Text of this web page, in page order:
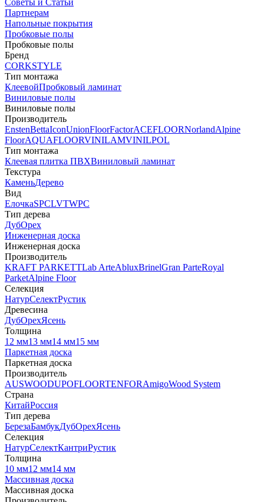
Советы и Статьи
Партнерам
Напольные покрытия
Пробковые полы
Пробковые полы
Бренд
CORKSTYLE
Тип монтажа
КлеевойПробковый ламинат
Виниловые полы
Виниловые полы
Производитель
EnstenBettaIconUnionFloorFactorACEFLOORNorlandAlpine
FloorAQUAFLOORVINILAMVINILPOL
Тип монтажа
Клеевая плитка ПВХВиниловый ламинат
Текстура
КаменьДерево
Вид
ЕлочкаSPCLVTWPC
Тип дерева
ДубОрех
Инженерная доска
Инженерная доска
Производитель
KRAFT PARKETTLab ArteAbluxBrinelGran ParteRoyal
ParketAlpine Floor
Селекция
НатурСелектРустик
Древесина
ДубОрехЯсень
Толщина
12 мм13 мм14 мм15 мм
Паркетная доска
Паркетная доска
Производитель
AUSWOODUPOFLOORTENFORAmigoWood System
Страна
КитайРоссия
Тип дерева
БерезаБамбукДубОрехЯсень
Селекция
НатурСелектКантриРустик
Толщина
10 мм12 мм14 мм
Массивная доска
Массивная доска